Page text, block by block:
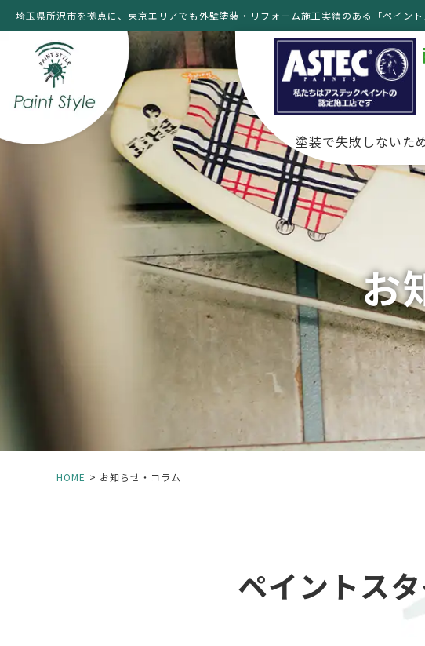
埼玉県所沢市を拠点に、東京エリアでも外壁塗装・リフォーム施工実績のある「ペイン
塗装で失敗しないた
お
HOME お知らせ・コラム
ペイントス